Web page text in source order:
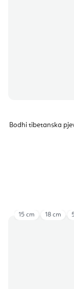
Bodhi tibetanska
15 cm 18 cm